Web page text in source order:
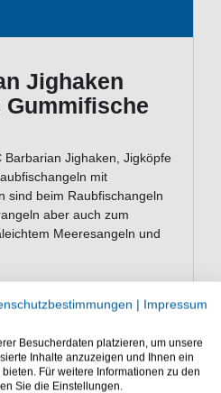
Jighaken
Barbarian Jighaken, Jigköpfe
mit
sind beim Raubfischangeln
aber auch zum
Meeresangeln und
Jighaken
Jigköpfe Jigs gehören zu
| Impressum
Besucherdaten platzieren, um unsere
Inhalte anzuzeigen und Ihnen ein
Für weitere Informationen zu den
Sie die Einstellungen.